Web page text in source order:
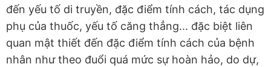
đến yếu tố di truyền, đặc điểm tính cách, tác dụng
phụ của thuốc, yếu tố căng thẳng... đặc biệt liên
quan mật thiết đến đặc điểm tính cách của bệnh
nhân như theo đuổi quá mức sự hoàn hảo, do dự,